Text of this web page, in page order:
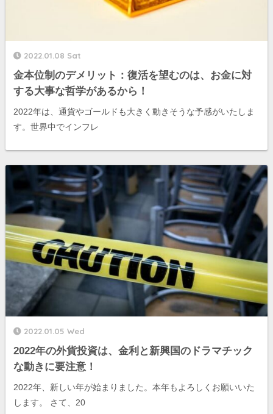
2022.01.08 Sat
金本位制のデメリット：復活を望むのは、お金に対
する大事な哲学があるから！
2022年は、通貨やゴールドも大きく動きそうな予感がいたしま
す。世界中でインフレ
2022.01.05 Wed
2022年の外貨投資は、金利と新興国のドラマチック
な動きに要注意！
2022年、新しい年が始まりました。本年もよろしくお願いいた
します。 さて、20